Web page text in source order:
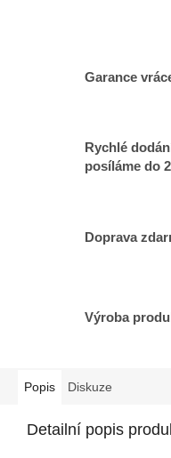
Garance
Rychlé
posíláme do
Doprava
Výroba
Popis Diskuze
Detailní popis